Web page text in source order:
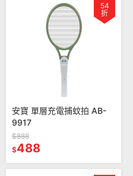
54
折
安寶 單層充電捕蚊拍 AB-
9917
$888
$488